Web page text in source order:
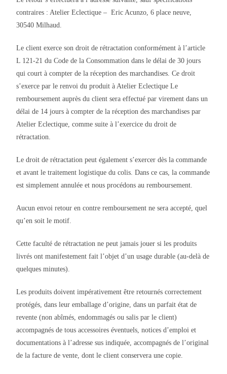
contraires : Atelier Eclectique – Eric Acunzo, 6 place neuve,
30540 Milhaud.
Le client exerce son droit de rétractation conformément à l’article
L 121-21 du Code de la Consommation dans le délai de 30 jours
qui court à compter de la réception des marchandises. Ce droit
s’exerce par le renvoi du produit à Atelier Eclectique Le
remboursement auprès du client sera effectué par virement dans un
délai de 14 jours à compter de la réception des marchandises par
Atelier Eclectique, comme suite à l’exercice du droit de
rétractation.
Le droit de rétractation peut également s’exercer dès la commande
et avant le traitement logistique du colis. Dans ce cas, la commande
est simplement annulée et nous procédons au remboursement.
Aucun envoi retour en contre remboursement ne sera accepté, quel
qu’en soit le motif.
Cette faculté de rétractation ne peut jamais jouer si les produits
livrés ont manifestement fait l’objet d’un usage durable (au-delà de
quelques minutes).
Les produits doivent impérativement être retournés correctement
protégés, dans leur emballage d’origine, dans un parfait état de
revente (non abîmés, endommagés ou salis par le client)
accompagnés de tous accessoires éventuels, notices d’emploi et
documentations à l’adresse sus indiquée, accompagnés de l’original
de la facture de vente, dont le client conservera une copie.